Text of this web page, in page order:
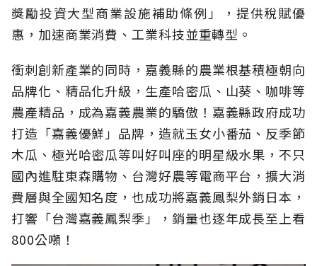
獎勵投資大型商業設施補助條例」，提供稅賦優
惠，加速商業消費、工業科技並重轉型。
衝刺創新產業的同時，嘉義縣的農業根基積極朝向
品牌化、精品化升級，生產哈密瓜、山葵、咖啡等
農產精品，成為嘉義農業的驕傲！嘉義縣政府成功
打造「嘉義優鮮」品牌，造就玉女小番茄、反季節
木瓜、極光哈密瓜等叫好叫座的明星級水果，不只
國內進駐東森購物、台灣好農等電商平台，擴大消
費層與全國知名度，也成功將嘉義鳳梨外銷日本，
打響「台灣嘉義鳳梨季」，銷量也逐年成長至上看
800公噸！